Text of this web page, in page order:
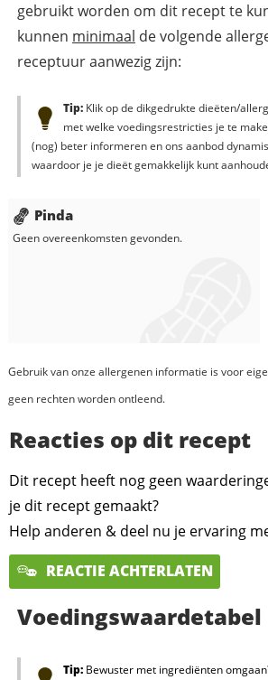
gebruikt worden om dit recept te
kunnen minimaal de volgende
receptuur aanwezig zijn:
Tip:Klik op de dikgedrukte dieëten/
met welke voedingsrestricties je te
(nog) beter informeren en ons aanbod
waardoor je je dieët gemakkelijk kunt
Pinda
Geen overeenkomsten gevonden.
Gebruik van onze allergenen informatie is voor
geen rechten worden ontleend.
Reacties op dit recept
Dit recept heeft nog geen
je dit recept gemaakt?
Help anderen & deel nu je ervaring
REACTIE ACHTERLATEN
Voedingswaardetabel
Tip:Bewuster met ingrediënten